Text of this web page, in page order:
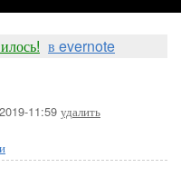
в evernote
11:59 удалить